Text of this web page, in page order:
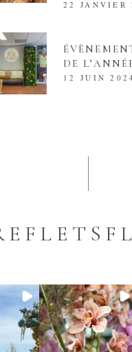
22 JANVIER
DE
12 JUIN